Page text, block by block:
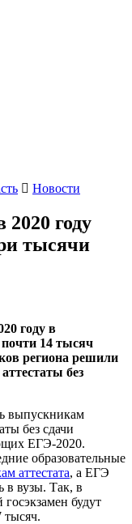
Новости
году
тысячи
году в
почти 14 тысяч
региона решили
без
выпускникам
без сдачи
ЕГЭ-2020.
образовательные
аттестата, а ЕГЭ
в вузы. Так, в
будут
тысяч.